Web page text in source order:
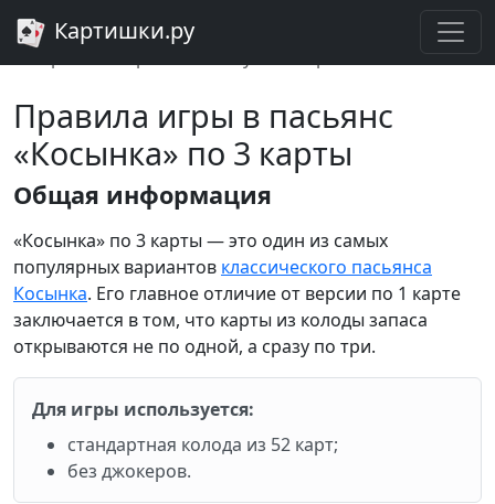
Картишки.ру
Главная
Косынка
Правила игры в пасьянс
«Косынка» по 3 карты
Общая информация
«Косынка» по 3 карты — это один из самых
популярных вариантов классического пасьянса
Косынка. Его главное отличие от версии по 1 карте
заключается в том, что карты из колоды запаса
открываются не по одной, а сразу по три.
Для игры используется:
стандартная колода из 52 карт;
без джокеров.